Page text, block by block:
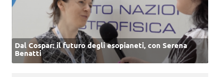
Dal Cospar: il futuro degli esopianeti, con Serena
Benatti